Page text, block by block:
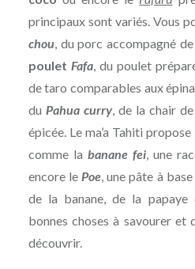
principaux sont variés. Vous
chou, du porc accompagné
poulet Fafa, du poulet
de taro comparables aux
du Pahua curry, de la chair
épicée. Le ma’a Tahiti
comme la banane fei, une
encore lePoe, une pâte à
de la banane, de la
bonnes choses à savourer et
découvrir.